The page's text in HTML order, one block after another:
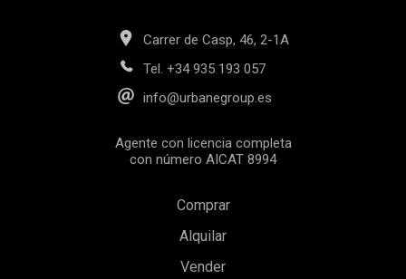
Carrer de Casp, 46, 2-1A
Tel. +34 935 193 057
info@urbanegroup.es
Agente con licencia completa
con número AICAT 8994
Comprar
Alquilar
Vender